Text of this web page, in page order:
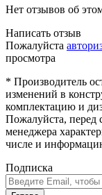
Нет отзывов об
Написать отзыв
Пожалуйста
просмотра
* Производитель
изменений в
комплектацию и
Пожалуйста, перед
менеджера
числе и
Подписка